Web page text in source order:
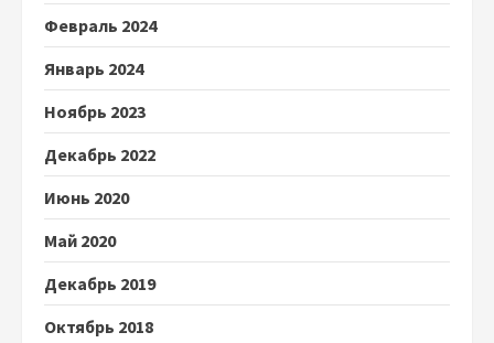
Февраль 2024
Январь 2024
Ноябрь 2023
Декабрь 2022
Июнь 2020
Май 2020
Декабрь 2019
Октябрь 2018